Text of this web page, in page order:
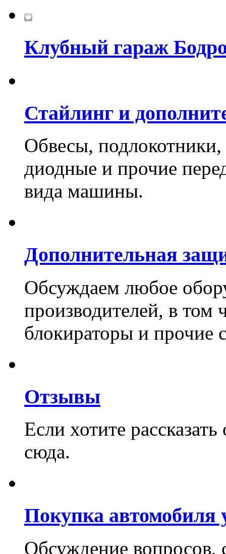
Клубный гараж
Стайлинг и
Обвесы,
диодные и прочие
вида машины.
Дополнительная
Обсуждаем любое
производителей, в том
блокираторы и прочие
Отзывы
Если хотите
сюда.
Покупка автомобиля
Обсуждение вопросов,